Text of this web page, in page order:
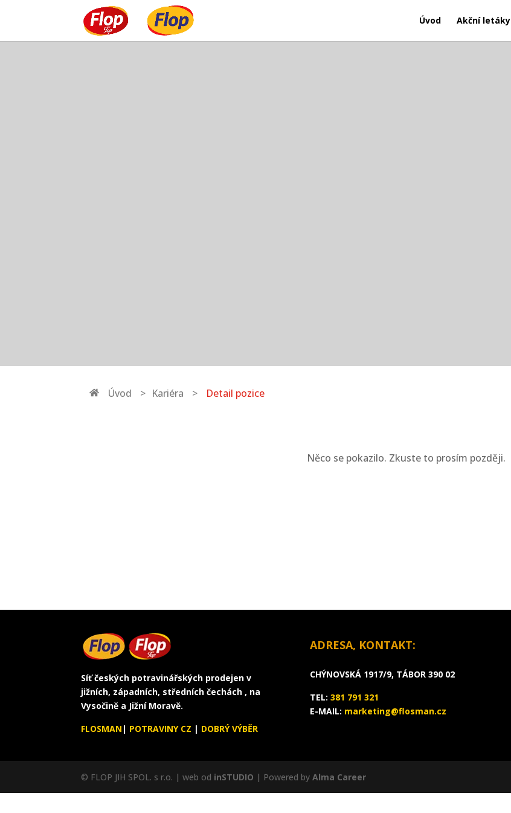
Úvod Akční letáky
Úvod Kariéra Detail pozice
Něco se pokazilo. Zkuste to prosím později.
Síť českých potravinářských prodejen v
jižních, západních, středních čechách , na
Vysočině a Jižní Moravě.
FLOSMAN | POTRAVINY CZ | DOBRÝ VÝBĚR
ADRESA, KONTAKT:
CHÝNOVSKÁ 1917/9, TÁBOR 390 02
TEL: 381 791 321
E-MAIL: marketing@flosman.cz
© FLOP JIH SPOL. s r.o. | web od inSTUDIO | Powered byAlma Career